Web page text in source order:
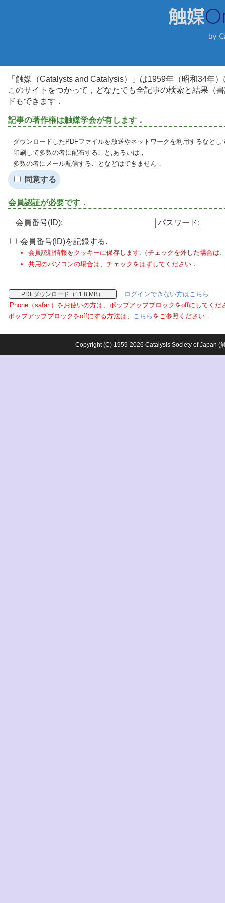
「触媒（Catalysts and Catalysis）」は1959年（昭和34年
このサイトをつかって，どなたでも全記事の検索と結果（
ドもできます．
記事の著作権は触媒学会が有します．
ダウンロードしたPDFファイルを放送やネットワークを利用するなど
印刷して多数の者に配布すること,あるいは，
多数の者にメール配信することなどはできません．
同意する
会員認証が必要です．
会員番号(ID): パスワード:
会員番号(ID)を記録する.
会員認証情報をクッキーに保存します.（チェックを外した場合は
共用のパソコンの場合は、チェックをはずしてください．
PDFダウンロード（11.8 MB）
ログインできない方はこちら
iPhone（safari）をお使いの方は、ポップアップブロックをoffにしてくだ
ポップアップブロックをoffにする方法は、 こちら をご参照ください．
Copyright (C) 1959-2026 Catalysis Society of Japan (